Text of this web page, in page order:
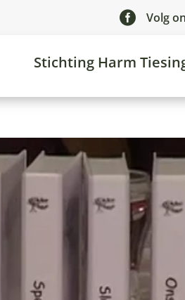
 Volg
Stichting Harm